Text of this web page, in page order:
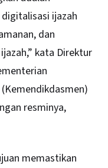
ijazah
dan
kata Direktur
resminya,
memastikan